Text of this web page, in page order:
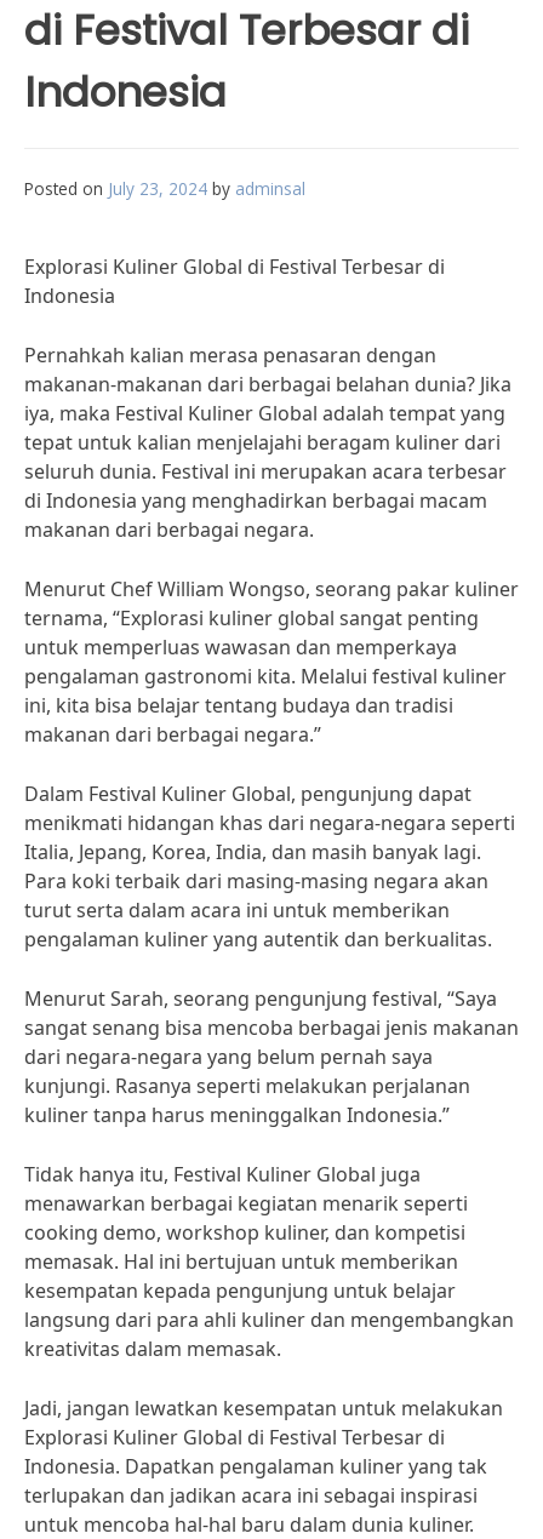
di Festival Terbesar di
Indonesia
Posted on July 23, 2024 by adminsal
Explorasi Kuliner Global di Festival Terbesar di
Indonesia
Pernahkah kalian merasa penasaran dengan
makanan-makanan dari berbagai belahan dunia? Jika
iya, maka Festival Kuliner Global adalah tempat yang
tepat untuk kalian menjelajahi beragam kuliner dari
seluruh dunia. Festival ini merupakan acara terbesar
di Indonesia yang menghadirkan berbagai macam
makanan dari berbagai negara.
Menurut Chef William Wongso, seorang pakar kuliner
ternama, “Explorasi kuliner global sangat penting
untuk memperluas wawasan dan memperkaya
pengalaman gastronomi kita. Melalui festival kuliner
ini, kita bisa belajar tentang budaya dan tradisi
makanan dari berbagai negara.”
Dalam Festival Kuliner Global, pengunjung dapat
menikmati hidangan khas dari negara-negara seperti
Italia, Jepang, Korea, India, dan masih banyak lagi.
Para koki terbaik dari masing-masing negara akan
turut serta dalam acara ini untuk memberikan
pengalaman kuliner yang autentik dan berkualitas.
Menurut Sarah, seorang pengunjung festival, “Saya
sangat senang bisa mencoba berbagai jenis makanan
dari negara-negara yang belum pernah saya
kunjungi. Rasanya seperti melakukan perjalanan
kuliner tanpa harus meninggalkan Indonesia.”
Tidak hanya itu, Festival Kuliner Global juga
menawarkan berbagai kegiatan menarik seperti
cooking demo, workshop kuliner, dan kompetisi
memasak. Hal ini bertujuan untuk memberikan
kesempatan kepada pengunjung untuk belajar
langsung dari para ahli kuliner dan mengembangkan
kreativitas dalam memasak.
Jadi, jangan lewatkan kesempatan untuk melakukan
Explorasi Kuliner Global di Festival Terbesar di
Indonesia. Dapatkan pengalaman kuliner yang tak
terlupakan dan jadikan acara ini sebagai inspirasi
untuk mencoba hal-hal baru dalam dunia kuliner.